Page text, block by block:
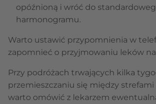
opóźnioną i wróć do
harmonogramu.
Warto ustawić przypomnienia w
zapomnieć o przyjmowaniu leków
Przy podróżach trwających kilka
przemieszczaniu się między strefami
warto omówić z lekarzem